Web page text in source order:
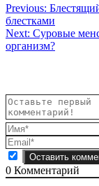
Навигация
по
записям
Previous:
блестками
Next: Суровые
организм?
0 Комментарий